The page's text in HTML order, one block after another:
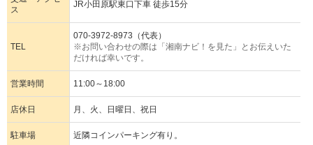
ス
JR小田原駅東口下車 徒歩15分
TEL
070-3972-8973（代表）
※お問い合わせの際は「湘南ナビ！を見た」とお伝えいた
だければ幸いです。
営業時間 11:00～18:00
店休日 月、火、日曜日、祝日
駐車場 近隣コインパーキング有り。